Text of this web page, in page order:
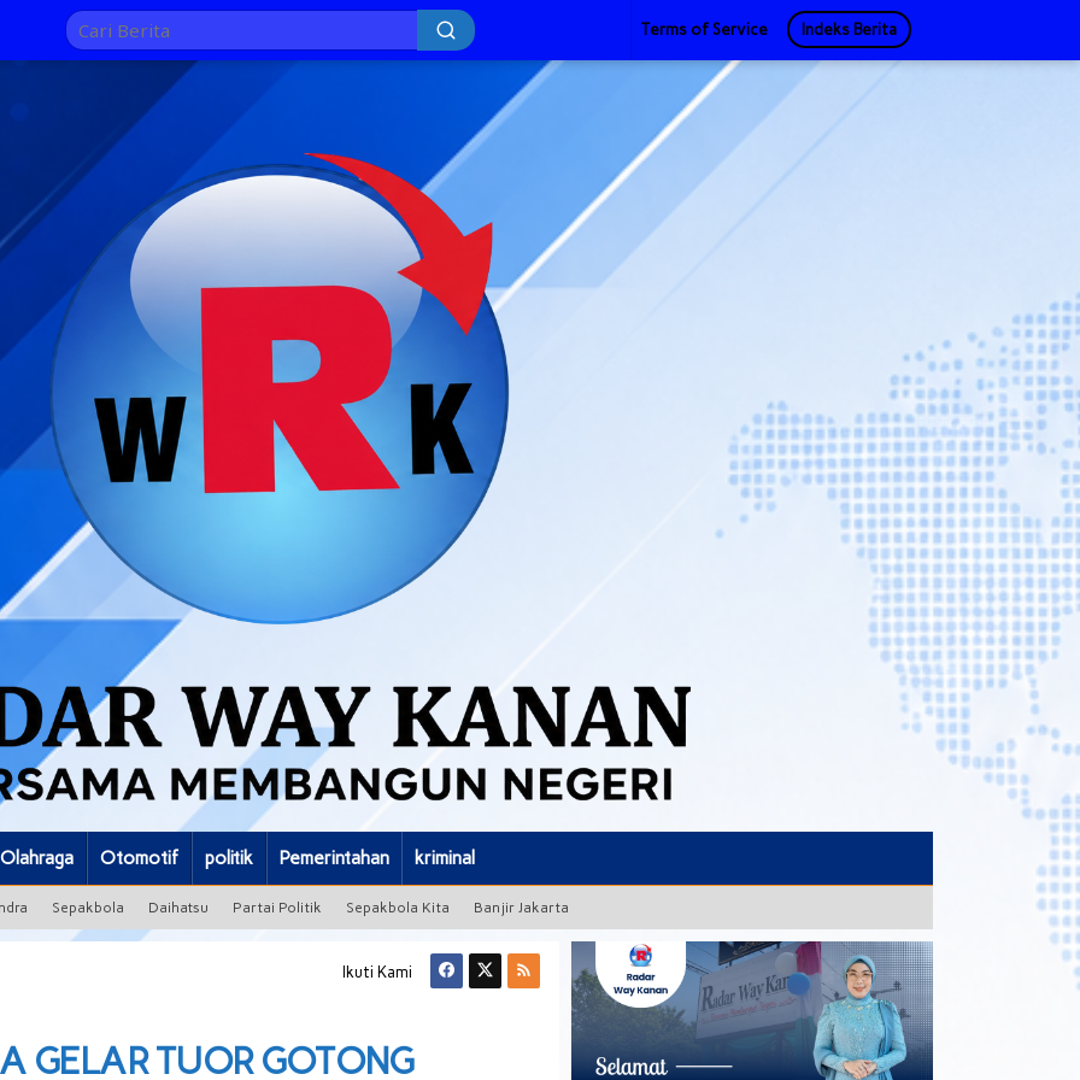
Terms of Service Indeks Berita
Olahraga Otomotif politik Pemerintahan kriminal
Sepakbola Daihatsu Partai Politik Sepakbola Kita Banjir Jakarta
Ikuti Kami
GELAR TUOR GOTONG